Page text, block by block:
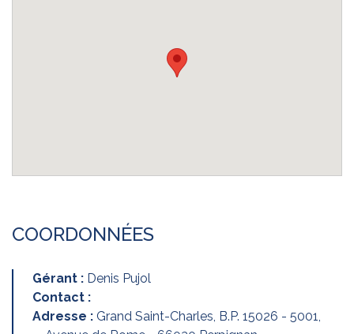
COORDONNÉES
Gérant : Denis Pujol
Contact :
Adresse : Grand Saint-Charles, B.P. 15026 - 5001,